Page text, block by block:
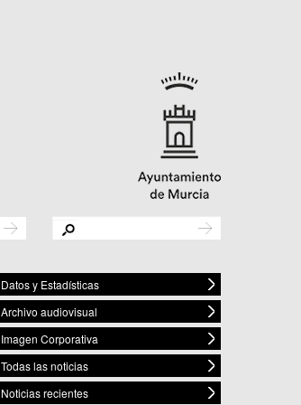
Datos y Estadísticas
Archivo audiovisual
Imagen Corporativa
Todas las noticias
Noticias recientes